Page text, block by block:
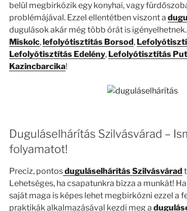
belül megbirkózik egy konyhai, vagy
problémájával. Ezzel ellentétben viszont a
dugulások akár még több órát is igényelhetnek.
Miskolc, lefolyótisztítás Borsod,
Lefolyótisztítás Edelény, Lefolyótisztítás
Kazincbarcika!
Duguláselhárítás Szilvásvárad –
folyamatot!
Precíz, pontosduguláselhárítás Szilvásvárad
Lehetséges, ha csapatunkra bízza a munkát!
saját maga is képes lehet megbirkózni ezzel a
praktikák alkalmazásával kezdi meg a